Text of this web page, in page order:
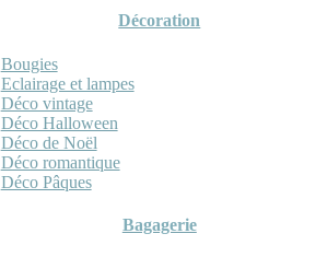
Décoration
Bougies
Eclairage et lampes
Déco vintage
Déco Halloween
Déco de Noël
Déco romantique
Déco Pâques
Bagagerie